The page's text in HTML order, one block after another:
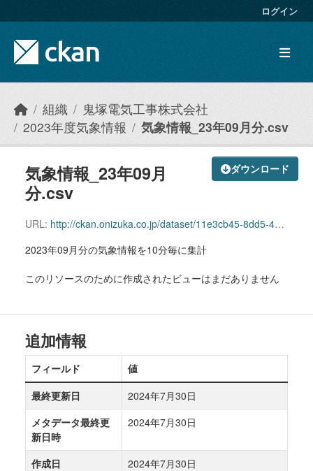
ログイン
組織
鬼塚電気工事株式会社
2023年度気象情報
気象情報_23年09月分.csv
ダウンロード
気象情報_23年09月
分.csv
URL: http://ckan.onizuka.co.jp/dataset/11e3cb45-8dd5-41cd-aa65-658b8c73f7e8/resource/8837a4b6-53a0-4483-ae5a-4829ac9c217b/download/weather_2309.csv
2023年09月分の気象情報を10分毎に集計
このリソースのために作成されたビューはまだありません
追加情報
フィールド
値
最終更新日
2024年7月30日
メタデータ最終更
新日時
2024年7月30日
作成日
2024年7月30日